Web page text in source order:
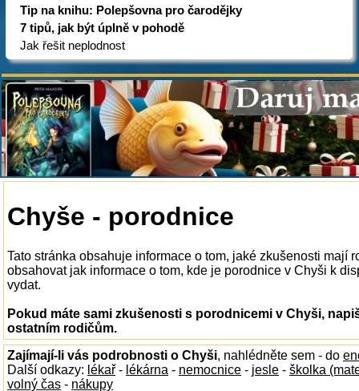
Tip na knihu: Polepšovna pro čarodějky
7 tipů, jak být úplně v pohodě
Jak řešit neplodnost
Chyše - porodnice
Tato stránka obsahuje informace o tom, jaké zkušenosti mají
obsahovat jak informace o tom, kde je porodnice v Chyši k
vydat.
Pokud máte sami zkušenosti s porodnicemi v Chyši,
ostatním rodičům.
Zajímají-li vás podrobnosti o Chyši, nahlédněte sem - do
Další odkazy: lékař - lékárna - nemocnice - jesle - školka
volný čas - nákupy